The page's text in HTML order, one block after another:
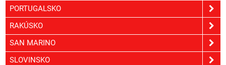
PORTUGALSKO
RAKÚSKO
SAN MARINO
SLOVINSKO